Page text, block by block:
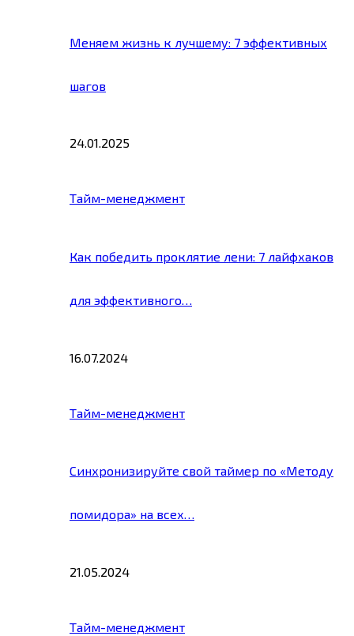
Меняем жизнь к лучшему: 7 эффективных
шагов
24.01.2025
Тайм-менеджмент
Как победить проклятие лени: 7 лайфхаков
для эффективного…
16.07.2024
Тайм-менеджмент
Синхронизируйте свой таймер по «Методу
помидора» на всех…
21.05.2024
Тайм-менеджмент